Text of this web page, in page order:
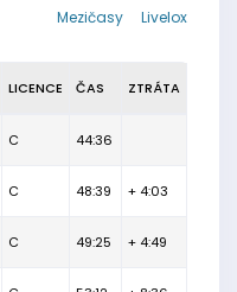
Livelox
Mezičasy
LICENCE ČAS ZTRÁTA
C 44:36
C 48:39 + 4:03
C 49:25 + 4:49